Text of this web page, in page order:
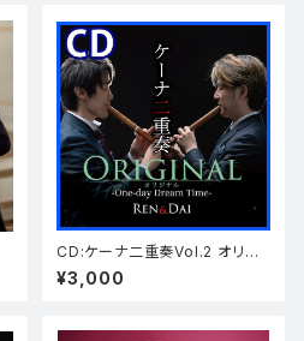
CD:ケーナ二重奏Vol.2 オリジ
ナル
¥3,000